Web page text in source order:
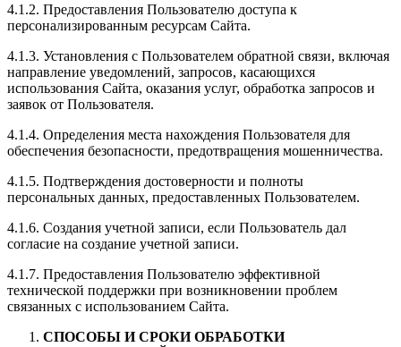
4.1.2. Предоставления Пользователю доступа к
персонализированным ресурсам Сайта.
4.1.3. Установления с Пользователем обратной связи, включая
направление уведомлений, запросов, касающихся
использования Сайта, оказания услуг, обработка запросов и
заявок от Пользователя.
4.1.4. Определения места нахождения Пользователя для
обеспечения безопасности, предотвращения мошенничества.
4.1.5. Подтверждения достоверности и полноты
персональных данных, предоставленных Пользователем.
4.1.6. Создания учетной записи, если Пользователь дал
согласие на создание учетной записи.
4.1.7. Предоставления Пользователю эффективной
технической поддержки при возникновении проблем
связанных с использованием Сайта.
СПОСОБЫ И СРОКИ ОБРАБОТКИ